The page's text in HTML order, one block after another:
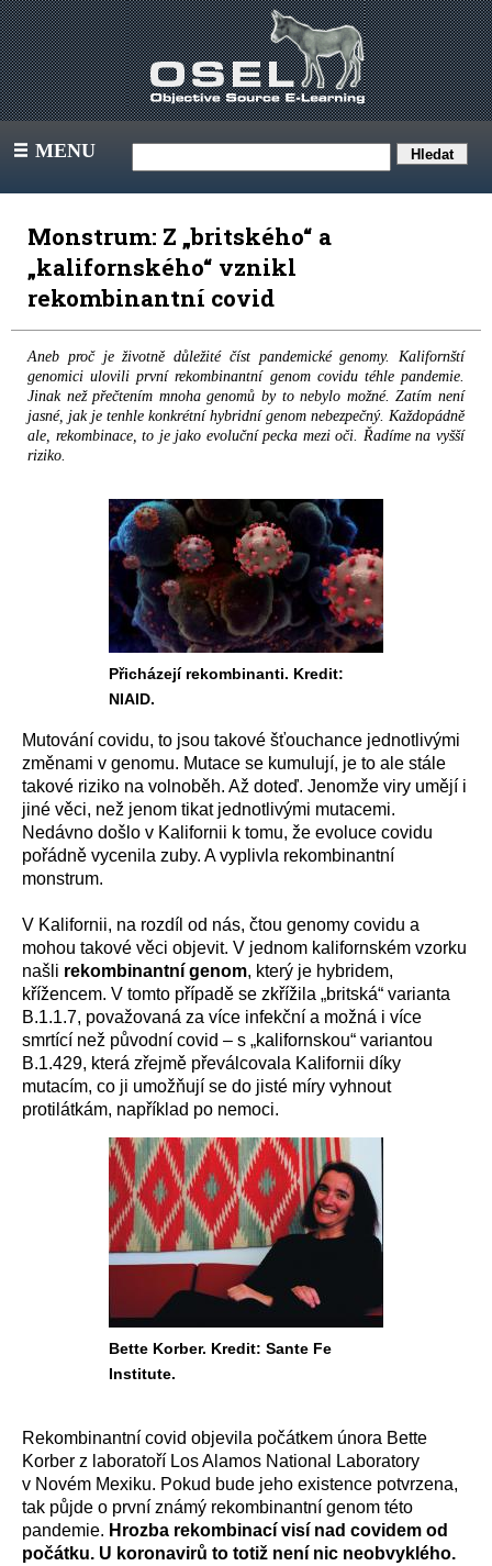
III MENU
Monstrum: Z „britského“ a
„kalifornského“ vznikl
rekombinantní covid
Aneb proč je životně důležité číst pandemické genomy. Kalifornští
genomici ulovili první rekombinantní genom covidu téhle pandemie.
Jinak než přečtením mnoha genomů by to nebylo možné. Zatím není
jasné, jak je tenhle konkrétní hybridní genom nebezpečný. Každopádně
ale, rekombinace, to je jako evoluční pecka mezi oči. Řadíme na vyšší
riziko.
Přicházejí rekombinanti. Kredit:
NIAID.
Mutování covidu, to jsou takové šťouchance jednotlivými
změnami v genomu. Mutace se kumulují, je to ale stále
takové riziko na volnoběh. Až doteď. Jenomže viry umějí i
jiné věci, než jenom tikat jednotlivými mutacemi.
Nedávno došlo v Kalifornii k tomu, že evoluce covidu
pořádně vycenila zuby. A vyplivla rekombinantní
monstrum.
V Kalifornii, na rozdíl od nás, čtou genomy covidu a
mohou takové věci objevit. V jednom kalifornském vzorku
našli rekombinantní genom, který je hybridem,
křížencem. V tomto případě se zkřížila „britská“ varianta
B.1.1.7, považovaná za více infekční a možná i více
smrtící než původní covid – s „kalifornskou“ variantou
B.1.429, která zřejmě převálcovala Kalifornii díky
mutacím, co ji umožňují se do jisté míry vyhnout
protilátkám, například po nemoci.
Bette Korber. Kredit: Sante Fe
Institute.
Rekombinantní covid objevila počátkem února Bette
Korber z laboratoří Los Alamos National Laboratory
v Novém Mexiku. Pokud bude jeho existence potvrzena,
tak půjde o první známý rekombinantní genom této
pandemie. Hrozba rekombinací visí nad covidem od
počátku. U koronavirů to totiž není nic neobvyklého.